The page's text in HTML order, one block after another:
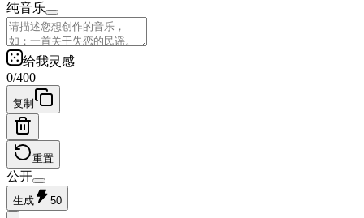
纯音乐
给我灵感
0/400
复制
重置
公开
生成 50